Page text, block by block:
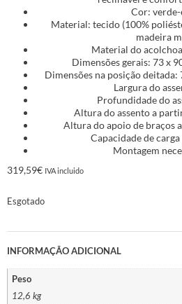
Cor:
Material: tecido (100%
madeira
Material do
Dimensões gerais: 73 x
Dimensões na posição deitada:
Largura do
Profundidade do
Altura do assento a
Altura do apoio de braços
Capacidade de
Montagem
319,59€ IVA incluido
Esgotado
INFORMAÇÃO ADICIONAL
Peso
12,6 kg